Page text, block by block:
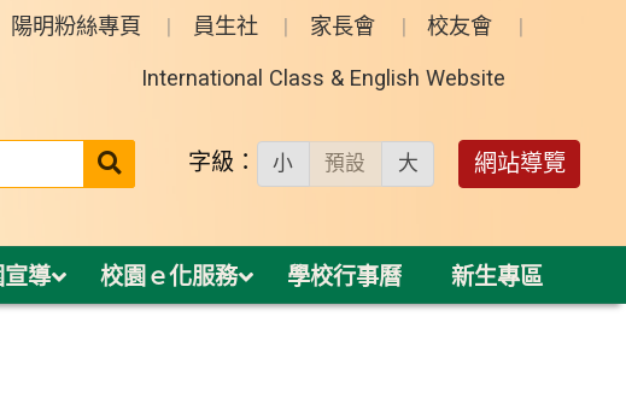
陽明粉絲專頁 員生社 家長會 校友會
International Class & English Website
送出 字級： 小 預設 大 網站導覽
導 校園ｅ化服務 學校行事曆 新生專區